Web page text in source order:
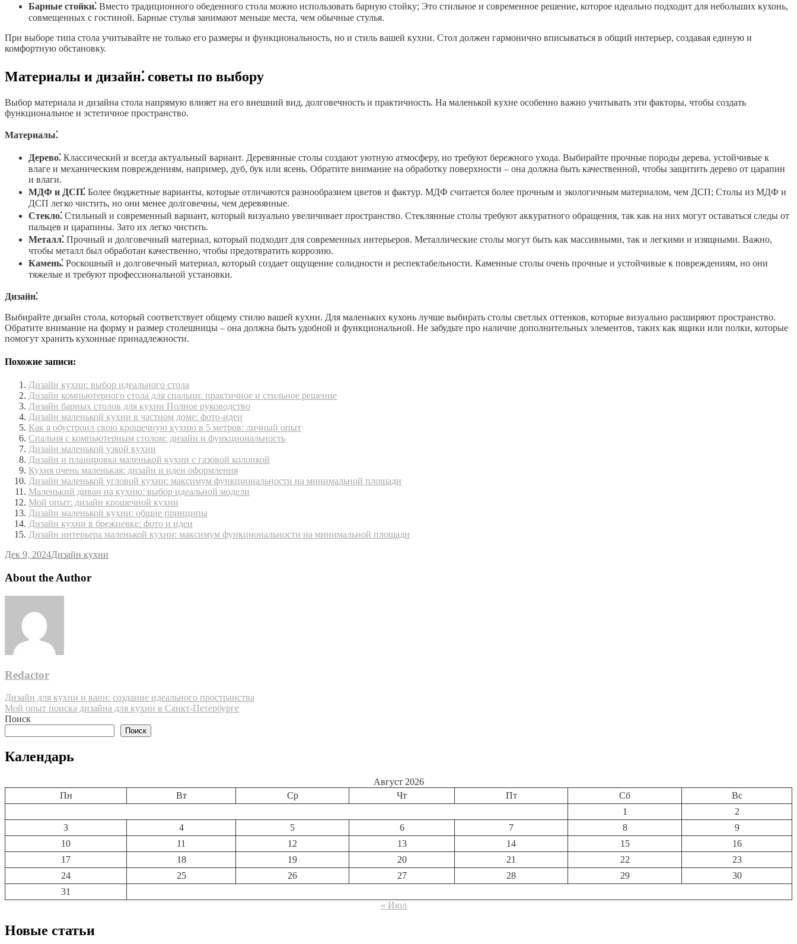
Барные стойки⁚ Вместо традиционного обеденного стола можно использовать барную стойку; Это стильное и современное решение, которое идеально подходит для небольших кухонь,
совмещенных с гостиной. Барные стулья занимают меньше места, чем обычные стулья.
При выборе типа стола учитывайте не только его размеры и функциональность, но и стиль вашей кухни. Стол должен гармонично вписываться в общий интерьер, создавая единую и
комфортную обстановку.
Материалы и дизайн⁚ советы по выбору
Выбор материала и дизайна стола напрямую влияет на его внешний вид, долговечность и практичность. На маленькой кухне особенно важно учитывать эти факторы, чтобы создать
функциональное и эстетичное пространство.
Материалы⁚
Дерево⁚ Классический и всегда актуальный вариант. Деревянные столы создают уютную атмосферу, но требуют бережного ухода. Выбирайте прочные породы дерева, устойчивые к
влаге и механическим повреждениям, например, дуб, бук или ясень. Обратите внимание на обработку поверхности – она должна быть качественной, чтобы защитить дерево от царапин
и влаги.
МДФ и ДСП⁚ Более бюджетные варианты, которые отличаются разнообразием цветов и фактур. МДФ считается более прочным и экологичным материалом, чем ДСП; Столы из МДФ и
ДСП легко чистить, но они менее долговечны, чем деревянные.
Стекло⁚ Стильный и современный вариант, который визуально увеличивает пространство. Стеклянные столы требуют аккуратного обращения, так как на них могут оставаться следы от
пальцев и царапины. Зато их легко чистить.
Металл⁚ Прочный и долговечный материал, который подходит для современных интерьеров. Металлические столы могут быть как массивными, так и легкими и изящными. Важно,
чтобы металл был обработан качественно, чтобы предотвратить коррозию.
Камень⁚ Роскошный и долговечный материал, который создает ощущение солидности и респектабельности. Каменные столы очень прочные и устойчивые к повреждениям, но они
тяжелые и требуют профессиональной установки.
Дизайн⁚
Выбирайте дизайн стола, который соответствует общему стилю вашей кухни. Для маленьких кухонь лучше выбирать столы светлых оттенков, которые визуально расширяют пространство.
Обратите внимание на форму и размер столешницы – она должна быть удобной и функциональной. Не забудьте про наличие дополнительных элементов, таких как ящики или полки, которые
помогут хранить кухонные принадлежности.
Похожие записи:
Дизайн кухни: выбор идеального стола
Дизайн компьютерного стола для спальни: практичное и стильное решение
Дизайн барных столов для кухни Полное руководство
Дизайн маленькой кухни в частном доме: фото-идеи
Как я обустроил свою крошечную кухню в 5 метров: личный опыт
Спальня с компьютерным столом: дизайн и функциональность
Дизайн маленькой узкой кухни
Дизайн и планировка маленькой кухни с газовой колонкой
Кухня очень маленькая: дизайн и идеи оформления
Дизайн маленькой угловой кухни: максимум функциональности на минимальной площади
Маленький диван на кухню: выбор идеальной модели
Мой опыт: дизайн крошечной кухни
Дизайн маленькой кухни: общие принципы
Дизайн кухни в брежневке: фото и идеи
Дизайн интерьера маленькой кухни: максимум функциональности на минимальной площади
Дек 9, 2024Дизайн кухни
About the Author
Redactor
Навигация
по
Дизайн для кухни и ванн: создание идеального пространства
Мой опыт поиска дизайна для кухни в Санкт-Петербурге
Поиск
Поиск
Календарь
Август 2026
Пн
Вт Ср Чт Пт Сб
Вс
1
2
3
4 5 6 7 8
9
10
11 12 13 14 15
16
17
18 19 20 21 22
23
24
25 26 27 28 29
30
31
« Июл
Новые статьи